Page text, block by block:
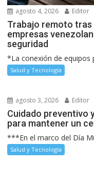
agosto 4, 2026 Editor
Trabajo remoto tras
empresas
seguridad
*La conexión de equipos
Salud y Tecnología
agosto 3, 2026 Editor
Cuidado preventivo
para mantener un
***En el marco del Día
Salud y Tecnología